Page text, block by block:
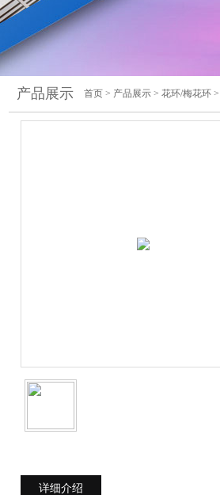
产品展示 首页 > 产品展示 > 花环/梅花环 >
详细介绍